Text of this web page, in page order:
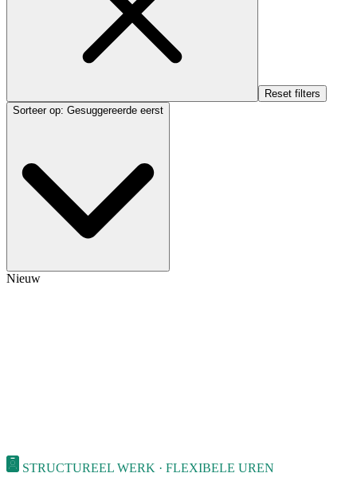
Reset filters
Sorteer op: Gesuggereerde eerst
Nieuw
STRUCTUREEL WERK · FLEXIBELE UREN